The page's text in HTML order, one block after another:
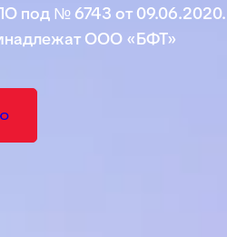
под № 6743 от 09.06.2020.
ООО «БФТ»